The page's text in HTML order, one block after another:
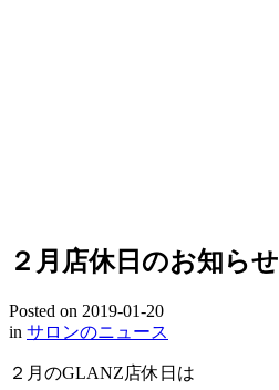
２月店休日のお知らせ
Posted on 2019-01-20
in サロンのニュース
２月のGLANZ店休日は